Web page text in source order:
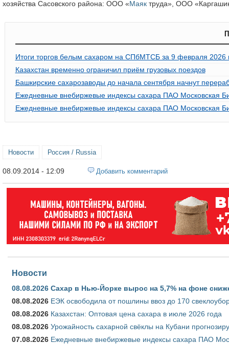
хозяйства Сасовского района: ООО «Маяк труда», ООО
Итоги торгов белым сахаром на СПбМТСБ за 9 февраля 2026
Казахстан временно ограничил приём грузовых поездов
Башкирские сахарозаводы до начала сентября начнут
Ежедневные внебиржевые индексы сахара ПАО Московская
Ежедневные внебиржевые индексы сахара ПАО Московская
Новости Россия / Russia
08.09.2014 - 12:09 Добавить комментарий
Новости
08.08.2026 Сахар в Нью-Йорке вырос на 5,7% на фоне
08.08.2026 ЕЭК освободила от пошлины ввоз до 170
08.08.2026 Казахстан: Оптовая цена сахара в июле 2026 года
08.08.2026 Урожайность сахарной свёклы на Кубани
07.08.2026 Ежедневные внебиржевые индексы сахара ПАО